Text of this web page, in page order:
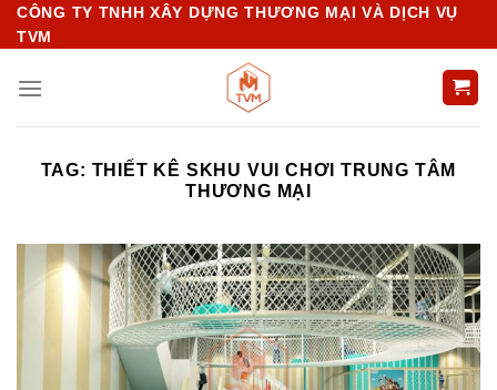
Chuyển
đến
dung
CÔNG TY TNHH XÂY DỰNG THƯƠNG MẠI VÀ DỊCH VỤ
TVM
TAG: THIẾT KÊ SKHU VUI CHƠI TRUNG TÂM
THƯƠNG MẠI